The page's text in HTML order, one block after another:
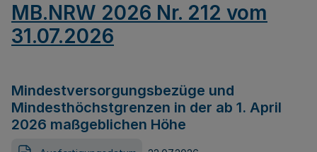
MB.NRW 2026 Nr. 212 vom
31.07.2026
Mindestversorgungsbezüge und
Mindesthöchstgrenzen in der ab 1. April
2026 maßgeblichen Höhe